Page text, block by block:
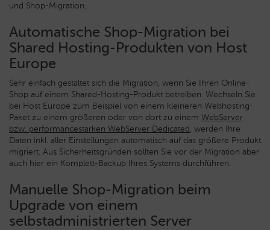
und Shop-Migration.
Automatische Shop-Migration bei
Shared Hosting-Produkten von Host
Europe
Sehr einfach gestaltet sich die Migration, wenn Sie Ihren Online-
Shop auf einem Shared-Hosting-Produkt betreiben. Wechseln Sie
bei Host Europe zum Beispiel von einem kleineren Webhosting-
Paket zu einem größeren oder von dort zu einem WebServer
bzw. performancestarken WebServer Dedicated, werden Ihre
Daten inkl. aller Einstellungen automatisch auf das größere Produkt
migriert. Aus Sicherheitsgründen sollten Sie vor der Migration aber
auch hier ein Komplett-Backup Ihres Systems durchführen.
Manuelle Shop-Migration beim
Upgrade von einem
selbstadministrierten Server